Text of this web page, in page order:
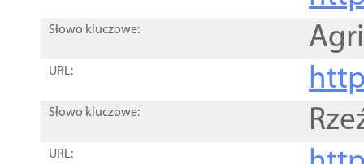
Słowo kluczowe:
URL:
Słowo kluczowe:
URL: